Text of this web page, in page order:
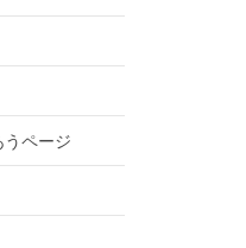
ページ